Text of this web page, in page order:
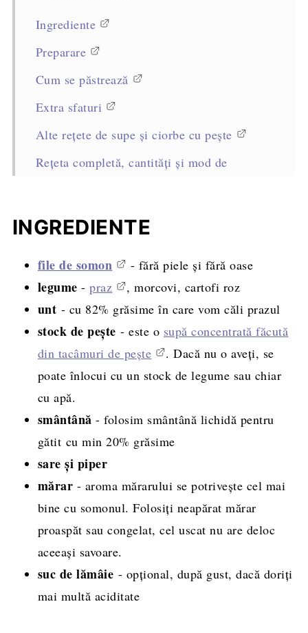
Ingrediente
Preparare
Cum se păstrează
Extra sfaturi
Alte rețete de supe și ciorbe cu pește
Rețeta completă, cantități și mod de
INGREDIENTE
file de somon - fără piele și fără oase
legume -praz , morcovi, cartofi roz
unt - cu 82% grăsime în care vom căli prazul
stock de pește - este o supă concentrată făcută
din tacâmuri de pește
. Dacă nu o aveți, se
poate înlocui cu un stock de legume sau chiar
cu apă.
smântână- folosim smântână lichidă pentru
gătit cu min 20% grăsime
sare și piper
mărar - aroma mărarului se potrivește cel mai
bine cu somonul. Folosiți neapărat mărar
proaspăt sau congelat, cel uscat nu are deloc
aceeași savoare.
suc de lămâie - opțional, după gust, dacă doriți
mai multă aciditate